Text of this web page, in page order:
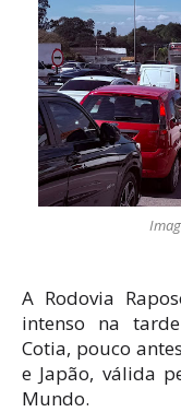
A Rodovia
intenso na
Cotia, pouco
e Japão, válida
Mundo.